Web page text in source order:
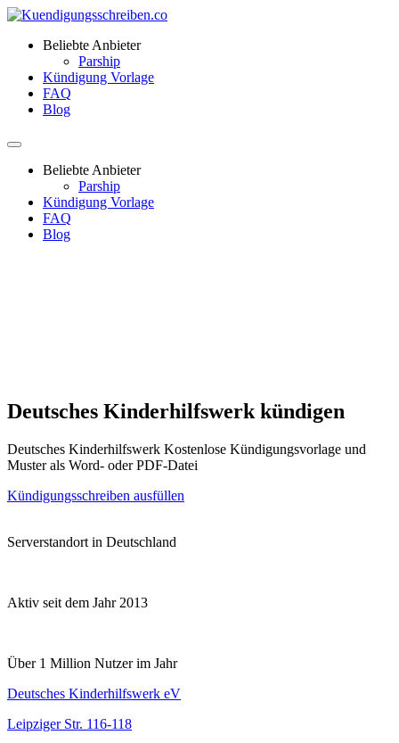
Beliebte Anbieter
Parship
Kündigung Vorlage
FAQ
Blog
Beliebte Anbieter
Parship
Kündigung Vorlage
FAQ
Blog
Deutsches Kinderhilfswerk kündigen
Deutsches Kinderhilfswerk Kostenlose Kündigungsvorlage und
Muster als Word- oder PDF-Datei
Kündigungsschreiben ausfüllen
Serverstandort in Deutschland
Aktiv seit dem Jahr 2013
Über 1 Million Nutzer im Jahr
Deutsches Kinderhilfswerk eV
Leipziger Str. 116-118